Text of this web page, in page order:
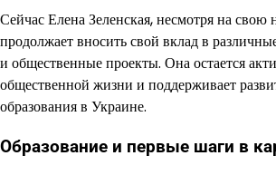
Сейчас Елена Зеленская, несмотря на свою
продолжает вносить свой вклад в
и общественные проекты. Она остается
общественной жизни и поддерживает
образования в Украине.
Образование и первые шаги в